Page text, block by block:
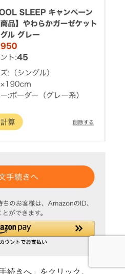
続きへ」をクリック。